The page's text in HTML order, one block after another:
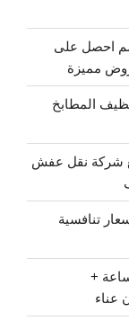
وخارج الرياض بـ30%خصم احصل على
مميزة
بالرياض بـ خصم 40%لتنظيف المطابخ
شركة نقل عفش
24 ساعة بأسعار تنافسية
اثاث مستعمل بالرياض 7 أيام / 24 ساعة +
عناء